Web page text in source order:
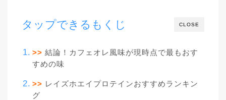
CLOSE
タップできるもくじ
>> 結論！カフェオレ風味が現時点で最もおす
すめの味
>> レイズホエイプロテインおすすめランキン
グ